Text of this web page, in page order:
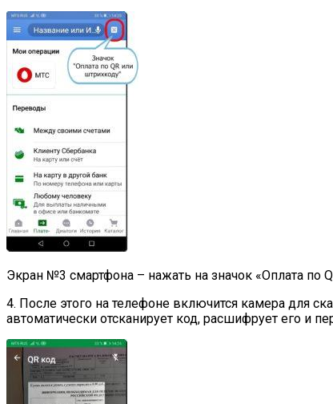
Экран №3 смартфона – нажать на значок «Оплата по
4. После этого на телефоне включится камера для
автоматически отсканирует код, расшифрует его и